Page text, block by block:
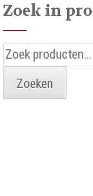
Zoek in
Zoeken
naar:
Zoeken